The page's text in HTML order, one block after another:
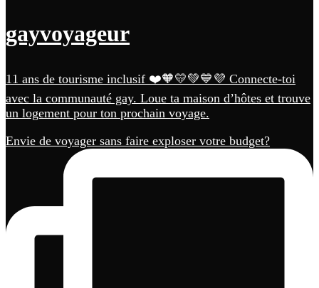
gayvoyageur
11 ans de tourisme inclusif ❤️🧡💛💚💙💜 Connecte-toi
avec la communauté gay. Loue ta maison d’hôtes et trouve
un logement pour ton prochain voyage.
Envie de voyager sans faire exploser votre budget?